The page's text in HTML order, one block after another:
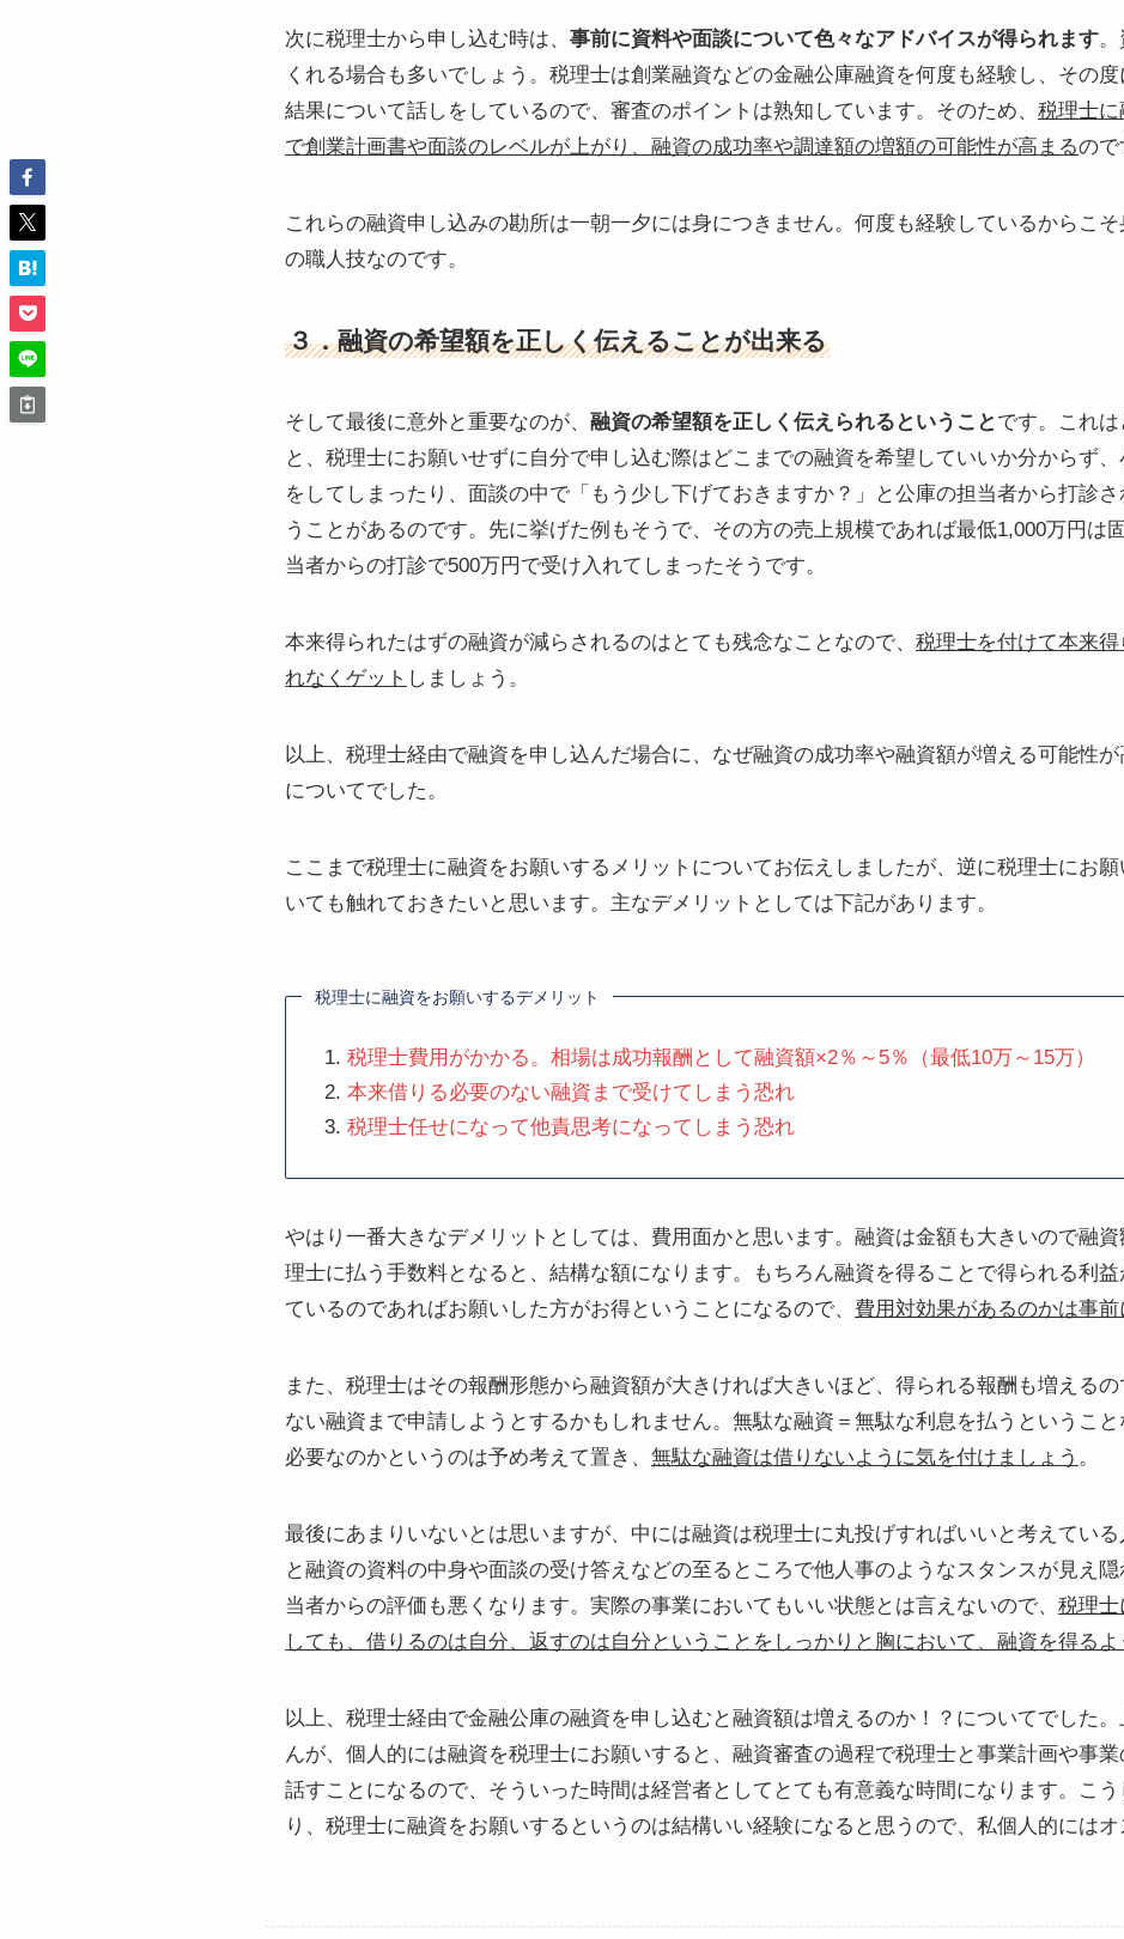
次に税理士から申し込む時は、 事前に資料や面談について色々なアドバイスが得られます
くれる場合も多いでしょう。税理士は創業融資などの金融公庫融資を何度も経験し、その
結果について話しをしているので、審査のポイントは熟知しています。そのため、 税理士に
で創業計画書や面談のレベルが上がり、融資の成功率や調達額の増額の可能性が高まるので
これらの融資申し込みの勘所は一朝一夕には身につきません。何度も経験しているからこ
の職人技なのです。
３．融資の希望額を正しく伝えることが出来る
そして最後に意外と重要なのが、 融資の希望額を正しく伝えられるということ です。これ
と、税理士にお願いせずに自分で申し込む際はどこまでの融資を希望していいか分からず
をしてしまったり、面談の中で「もう少し下げておきますか？」と公庫の担当者から打診
うことがあるのです。先に挙げた例もそうで、その方の売上規模であれば最低1,000万円は
当者からの打診で500万円で受け入れてしまったそうです。
本来得られたはずの融資が減らされるのはとても残念なことなので、 税理士を付けて本来
れなくゲット しましょう。
以上、税理士経由で融資を申し込んだ場合に、なぜ融資の成功率や融資額が増える可能性
についてでした。
ここまで税理士に融資をお願いするメリットについてお伝えしましたが、逆に税理士にお
いても触れておきたいと思います。主なデメリットとしては下記があります。
税理士に融資をお願いするデメリット
税理士費用がかかる。相場は成功報酬として融資額×2％～5％（最低10万～15万）
本来借りる必要のない融資まで受けてしまう恐れ
税理士任せになって他責思考になってしまう恐れ
やはり一番大きなデメリットとしては、費用面かと思います。融資は金額も大きいので融
理士に払う手数料となると、結構な額になります。もちろん融資を得ることで得られる利
ているのであればお願いした方がお得ということになるので、 費用対効果があるのかは事
また、税理士はその報酬形態から融資額が大きければ大きいほど、得られる報酬も増える
ない融資まで申請しようとするかもしれません。無駄な融資＝無駄な利息を払うというこ
必要なのかというのは予め考えて置き、 無駄な融資は借りないように気を付けましょう 。
最後にあまりいないとは思いますが、中には融資は税理士に丸投げすればいいと考えてい
と融資の資料の中身や面談の受け答えなどの至るところで他人事のようなスタンスが見え
当者からの評価も悪くなります。実際の事業においてもいい状態とは言えないので、 税理士
しても、借りるのは自分、返すのは自分ということをしっかりと胸において、融資を得るよ
以上、税理士経由で金融公庫の融資を申し込むと融資額は増えるのか！？についてでした
んが、個人的には融資を税理士にお願いすると、融資審査の過程で税理士と事業計画や事
話すことになるので、そういった時間は経営者としてとても有意義な時間になります。こ
り、税理士に融資をお願いするというのは結構いい経験になると思うので、私個人的にはオ